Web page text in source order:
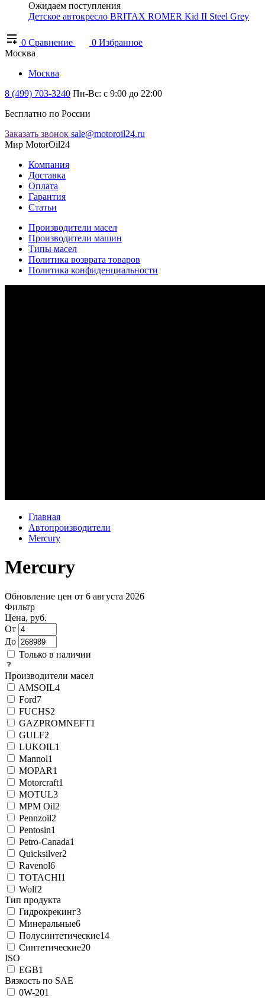
Ожидаем поступления
Детское автокресло BRITAX ROMER Kid II Steel Grey
0 Сравнение 0 Избранное
Москва
Москва
8 (499) 703-3240 Пн-Вс: с 9:00 до 22:00
Бесплатно по России
Заказать звонок sale@motoroil24.ru
Мир MotorOil24
Компания
Доставка
Оплата
Гарантия
Статьи
Производители масел
Производители машин
Типы масел
Политика возврата товаров
Политика конфиденциальности
Главная
Автопроизводители
Mercury
Mercury
Обновление цен от 6 августа 2026
Фильтр
Цена, руб.
От
До
Только в наличии
Производители масел
AMSOIL4
Ford7
FUCHS2
GAZPROMNEFT1
GULF2
LUKOIL1
Mannol1
MOPAR1
Motorcraft1
MOTUL3
MPM Oil2
Pennzoil2
Pentosin1
Petro-Canada1
Quicksilver2
Ravenol6
TOTACHI1
Wolf2
Тип продукта
Гидрокрекинг3
Минеральные6
Полусинтетические14
Синтетические20
ISO
EGB1
Вязкость по SAE
0W-201